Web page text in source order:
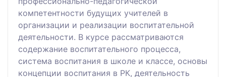
компетентности будущих учителей в
организации и реализации воспитательной
деятельности. В курсе рассматриваются
содержание воспитательного процесса,
система воспитания в школе и классе, основы
концепции воспитания в РК, деятельность